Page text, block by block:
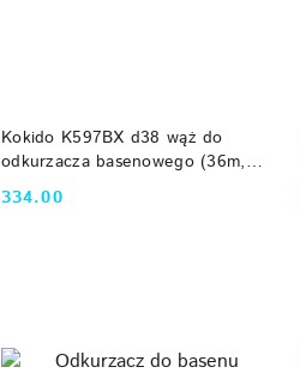
Kokido K597BX d38 wąż do
odkurzacza basenowego (36m,
elastyczny PE)
Cena:
334.00
DO KOSZYKA